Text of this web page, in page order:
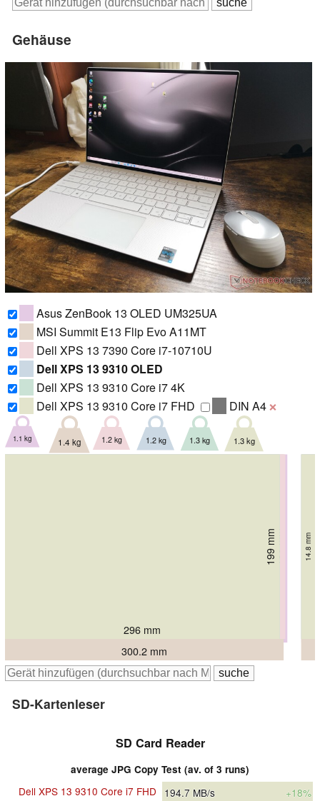
Gehäuse
Asus ZenBook 13 OLED UM325UA
MSI Summit E13 Flip Evo A11MT
Dell XPS 13 7390 Core i7-10710U
Dell XPS 13 9310 OLED
Dell XPS 13 9310 Core i7 4K
Dell XPS 13 9310 Core i7 FHD
DIN A4 ❌
304.2 mm
203 mm 14.8 mm
1.1 kg
300.2 mm
222.25 mm 14.9 mm
1.4 kg
302 mm
199 mm 11.6 mm
1.2 kg
296 mm
199 mm 14.8 mm
1.2 kg
296 mm
199 mm 14.8 mm
1.3 kg
296 mm
199 mm 14.8 mm
1.3 kg
SD-Kartenleser
SD Card Reader
average JPG Copy Test (av. of 3 runs)
Dell XPS 13 9310 Core i7 FHD 194.7 MB/s +18%